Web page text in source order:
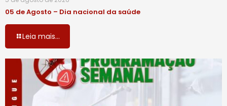
05 de Agosto – Dia nacional da saúde
Leia mais...